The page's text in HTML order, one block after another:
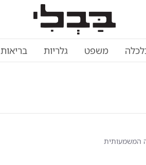
משפט גלריות בריאות
המשמעותית